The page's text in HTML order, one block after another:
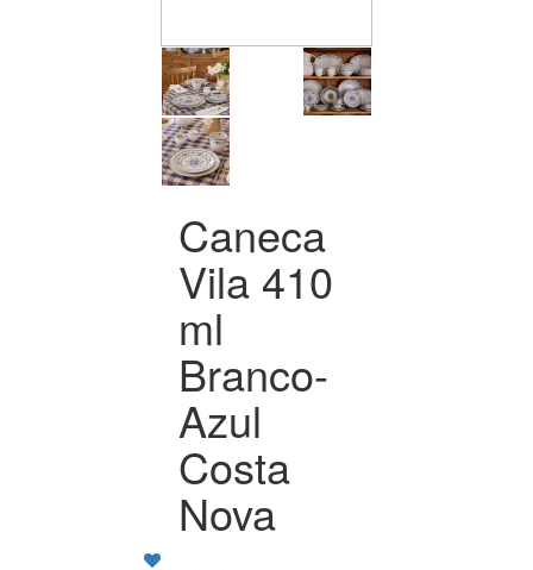
Caneca
Vila 410
ml
Branco-
Azul
Costa
Nova